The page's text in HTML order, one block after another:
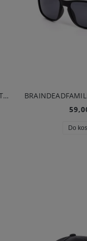
BRAINDEADFAMILIA - MUTYLATOR T-SHIRT CZARNY
Do